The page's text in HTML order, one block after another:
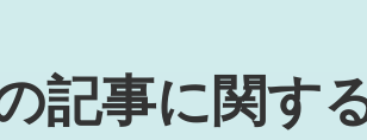
記事に関す